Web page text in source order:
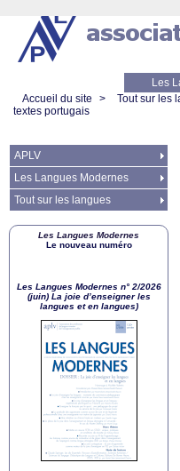
Les
Accueil du site
> Tout sur les
textes portugais
APLV
Les Langues Modernes
Tout sur les langues
Les Langues Modernes
Le nouveau numéro
Les Langues Modernes n° 2/2026
(juin) La joie d’enseigner les
langues et en langues)